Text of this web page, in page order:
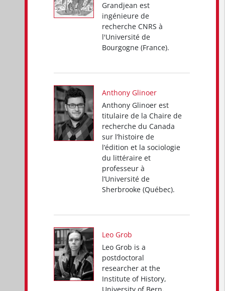
Grandjean est
ingénieure de
recherche CNRS à
l'Université de
Bourgogne (France).
Anthony Glinoer
Anthony Glinoer est
titulaire de la Chaire de
recherche du Canada
sur l’histoire de
l’édition et la sociologie
du littéraire et
professeur à
l’Université de
Sherbrooke (Québec).
Leo Grob
Leo Grob is a
postdoctoral
researcher at the
Institute of History,